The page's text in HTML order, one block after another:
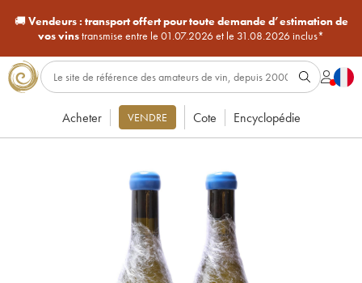
🚚Vendeurs : transport offert pour toute demande d’estimation de
vos vinstransmise entre le 01.07.2026 et le 31.08.2026 inclus*
Acheter VENDRE Cote Encyclopédie